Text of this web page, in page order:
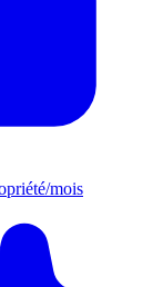
mois